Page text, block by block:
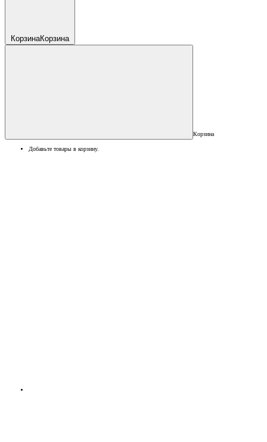
КорзинаКорзина
Корзина
Добавьте товары в корзину.